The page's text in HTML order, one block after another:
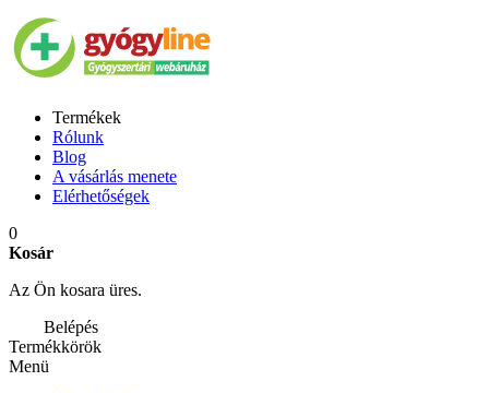
Termékek
Rólunk
Blog
A vásárlás menete
Elérhetőségek
0
Kosár
Az Ön kosara üres.
Belépés
Termékkörök
Menü